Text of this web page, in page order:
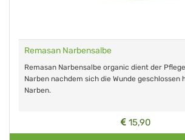
Remasan Narbensalbe
Remasan Narbensalbe organic dient der
Narben nachdem sich die Wunde geschlossen
Narben.
15,90